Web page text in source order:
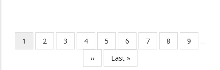
Pagination
Current
page
1 Page
2 Page
3 Page
4 Page
5 Page
6 Page
7 Page
8 Page
9
…
Next
››
Last
Last »